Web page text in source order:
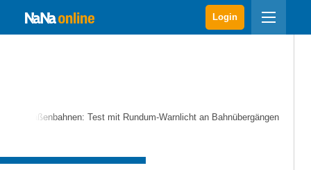
Login
Straßenbahnen: Test mit Rundum-Warnlicht an Bahnübergängen